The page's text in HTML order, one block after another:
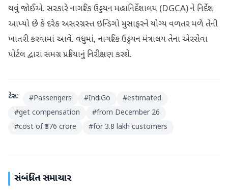
થવું જોઈએ. સરકારે નાગરિક ઉડ્ડયન મહાનિર્દેશાલય (DGCA) ને નિર્દેશ
આપ્યો છે કે દરેક અસરગ્રસ્ત ઇન્ડિગો મુસાફરને યોગ્ય વળતર મળે તેની
ખાતરી કરવામાં આવે. વધુમાં, નાગરિક ઉડ્ડયન મંત્રાલય તેના એરસેવા
પોર્ટલ દ્વારા સમગ્ર પ્રક્રિયાનું નિરીક્ષણ કરશે.
ટેગ્સ: #Passengers #IndiGo #estimated
#get compensation #from December 26
#cost of ₹376 crore #for 3.8 lakh customers
સંબંધિત સમાચાર